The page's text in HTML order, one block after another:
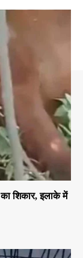
शिकार, इलाके में